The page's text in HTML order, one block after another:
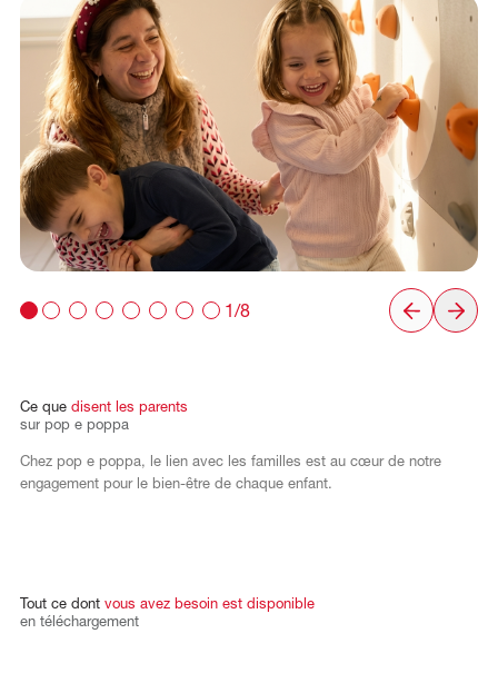
1/8
Ce que disent les parents
sur pop e poppa
Chez pop e poppa, le lien avec les familles est au cœur de notre
engagement pour le bien-être de chaque enfant.
Tout ce dont vous avez besoin est disponible
en téléchargement